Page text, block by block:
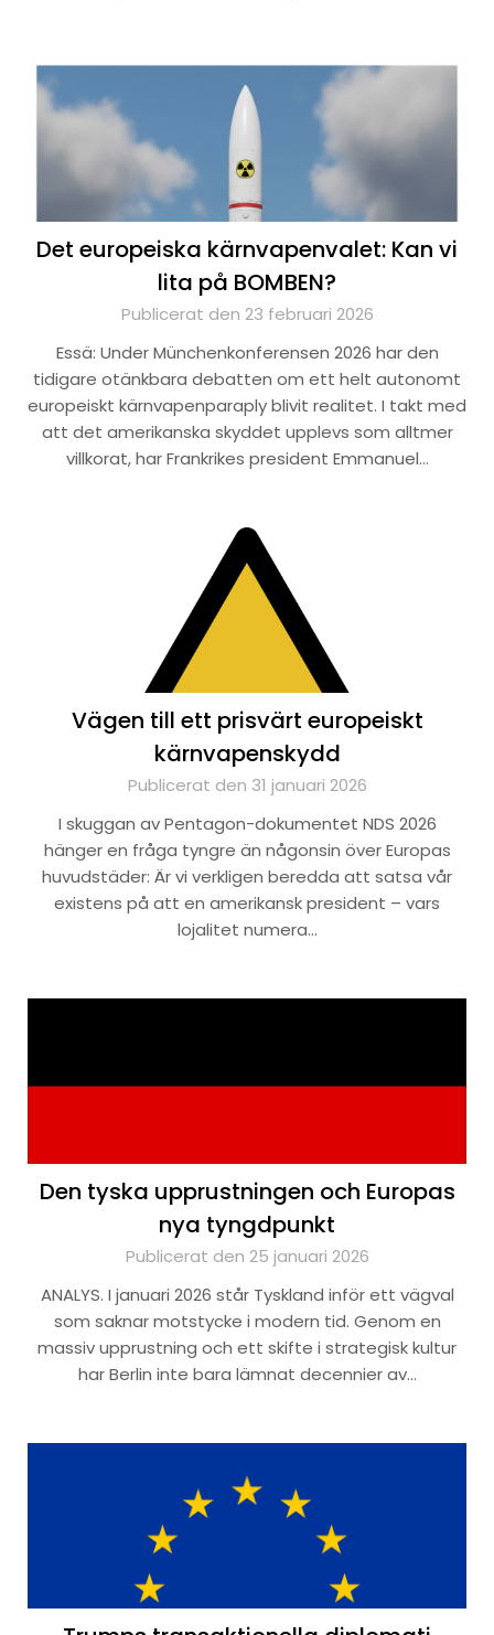
Det europeiska kärnvapenvalet: Kan vi
lita på BOMBEN?
Publicerat den 23 februari 2026
Essä: Under Münchenkonferensen 2026 har den
tidigare otänkbara debatten om ett helt autonomt
europeiskt kärnvapenparaply blivit realitet. I takt med
att det amerikanska skyddet upplevs som alltmer
villkorat, har Frankrikes president Emmanuel…
Vägen till ett prisvärt europeiskt
kärnvapenskydd
Publicerat den 31 januari 2026
I skuggan av Pentagon-dokumentet NDS 2026
hänger en fråga tyngre än någonsin över Europas
huvudstäder: Är vi verkligen beredda att satsa vår
existens på att en amerikansk president – vars
lojalitet numera…
Den tyska upprustningen och Europas
nya tyngdpunkt
Publicerat den 25 januari 2026
ANALYS. I januari 2026 står Tyskland inför ett vägval
som saknar motstycke i modern tid. Genom en
massiv upprustning och ett skifte i strategisk kultur
har Berlin inte bara lämnat decennier av…